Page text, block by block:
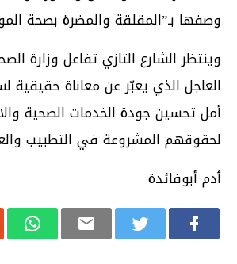
وصفها بـ”المقلقة والمضرة بصحة
وينتظر الشارع التازي تفاعل وزارة
العاجل الذي يعبّر عن معاناة حقيقية
أمل تحسين جودة الخدمات الصحية
لحقوقهم المشروعة في التطبيب
ٱدم أبوفائدة